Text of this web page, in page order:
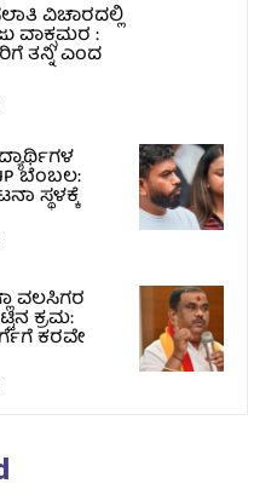
ವಿಚಾರದಲ್ಲಿ
ವಾಕ್ಸಮರ :
ತನ್ನಿ’ ಎಂದ
ಬೆಂಬಲ:
ಸ್ಥಳಕ್ಕೆ
ವಲಸಿಗರ
ಕ್ರಮ:
ಕರವೇ